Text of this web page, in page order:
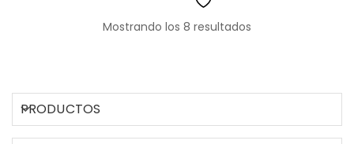
Mostrando los 8 resultados
PRODUCTOS